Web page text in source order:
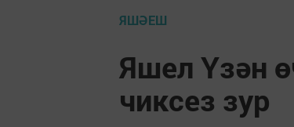
ЯШӘЕШ
Яшел Үзән
чиксез зур